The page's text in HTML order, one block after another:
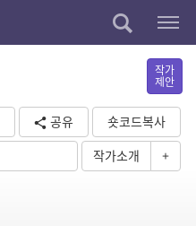
작가
제안
공유
숏코드복사
작가소개 +